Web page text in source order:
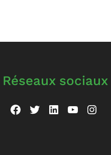
Réseaux sociaux
Facebook
Twitter
LinkedIn
YouTube